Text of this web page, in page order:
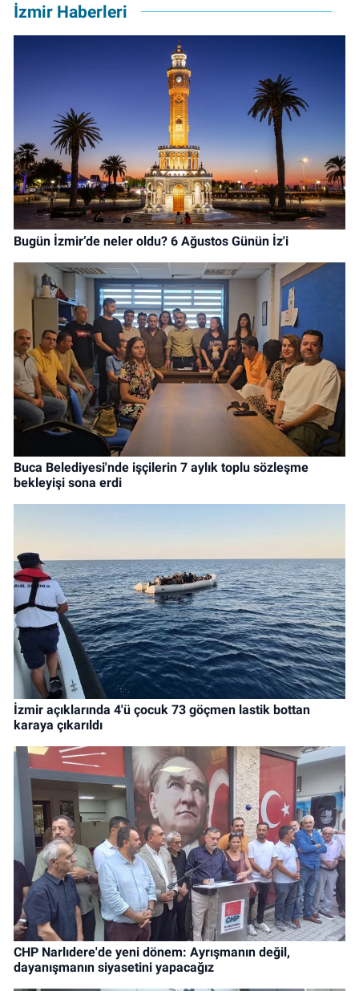
İzmir Haberleri
Bugün İzmir’de neler oldu? 6 Ağustos Günün İz'i
Buca Belediyesi'nde işçilerin 7 aylık toplu sözleşme
bekleyişi sona erdi
İzmir açıklarında 4'ü çocuk 73 göçmen lastik bottan
karaya çıkarıldı
CHP Narlıdere'de yeni dönem: Ayrışmanın değil,
dayanışmanın siyasetini yapacağız